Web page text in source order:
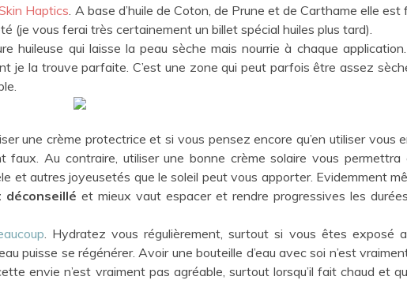
Haptics . A base d’huile de Coton, de Prune et de Carthame elle est
(je vous ferai très certainement un billet spécial huiles plus tard).
huileuse qui laisse la peau sèche mais nourrie à chaque
je la trouve parfaite. C’est une zone qui peut parfois être assez
une crème protectrice et si vous pensez encore qu’en utiliser vous
Au contraire, utiliser une bonne crème solaire vous permettra
et autres joyeusetés que le soleil peut vous apporter. Evidemment
déconseillé et mieux vaut espacer et rendre progressives les
. Hydratez vous régulièrement, surtout si vous êtes exposé
puisse se régénérer. Avoir une bouteille d’eau avec soi n’est
envie n’est vraiment pas agréable, surtout lorsqu’il fait chaud et